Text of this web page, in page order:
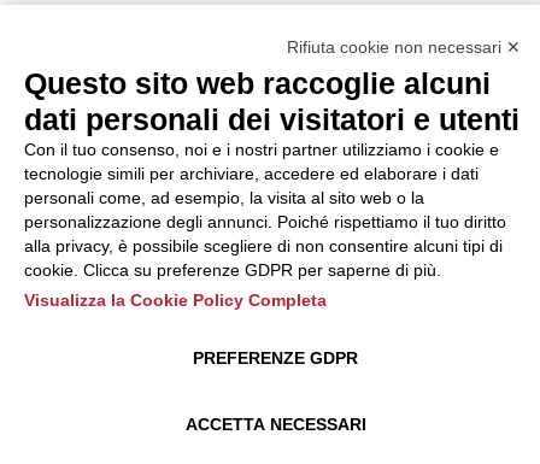
Rifiuta cookie non necessari ✕
Questo sito web raccoglie alcuni
dati personali dei visitatori e utenti
Con il tuo consenso, noi e i nostri partner utilizziamo i cookie e
tecnologie simili per archiviare, accedere ed elaborare i dati
personali come, ad esempio, la visita al sito web o la
personalizzazione degli annunci. Poiché rispettiamo il tuo diritto
alla privacy, è possibile scegliere di non consentire alcuni tipi di
cookie. Clicca su preferenze GDPR per saperne di più.
Visualizza la Cookie Policy Completa
ACCETTA NECESSARI
PREFERENZE GDPR